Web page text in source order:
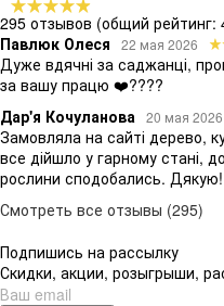
295 отзывов (общий рейтинг:
Павлюк Олеся
22 мая 2026
Дуже вдячні за саджанці,
за вашу працю ❤️????
Дар'я Кочуланова 20 мая 2026
Замовляла на сайті дерево,
все дійшло у гарному стані,
рослини сподобались. Дякую!
Смотреть все отзывы (295)
Подпишись на рассылку
Скидки, акции, розыгрыши,